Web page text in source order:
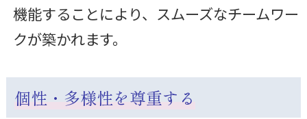
機能することにより、スムーズなチームワー
クが築かれます。
個性・多様性を尊重する